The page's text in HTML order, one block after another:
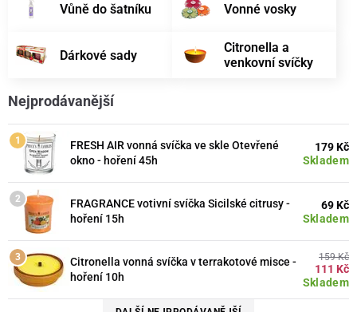
Vůně do šatníku Vonné vosky
Dárkové sady
Citronella a
venkovní svíčky
Nejprodávanější
FRESH AIR vonná svíčka ve skle Otevřené
okno - hoření 45h
Skladem
179 Kč
FRAGRANCE votivní svíčka Sicilské citrusy -
hoření 15h
Skladem
69 Kč
Citronella vonná svíčka v terrakotové misce -
hoření 10h
Skladem
159 Kč
111 Kč